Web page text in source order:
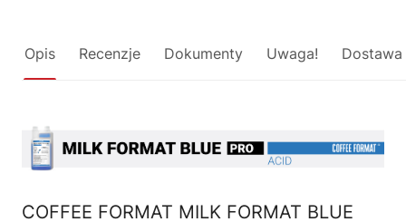
Opis Recenzje Dokumenty Uwaga! Dostawa
COFFEE FORMAT MILK FORMAT BLUE